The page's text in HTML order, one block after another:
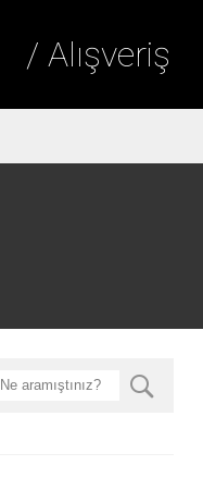
/ Alışveriş